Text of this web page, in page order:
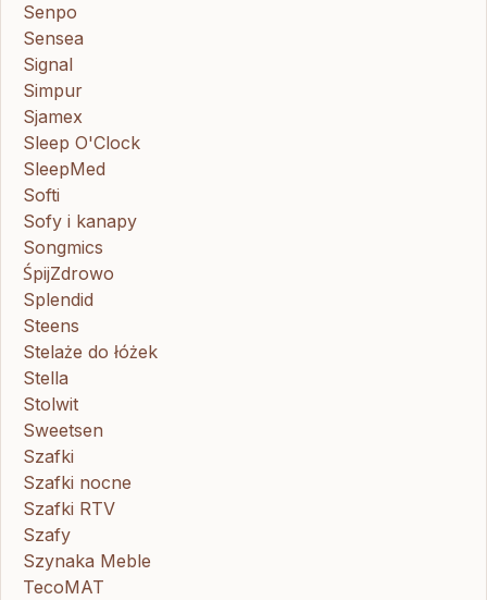
Senpo
Sensea
Signal
Simpur
Sjamex
Sleep O'Clock
SleepMed
Softi
Sofy i kanapy
Songmics
ŚpijZdrowo
Splendid
Steens
Stelaże do łóżek
Stella
Stolwit
Sweetsen
Szafki
Szafki nocne
Szafki RTV
Szafy
Szynaka Meble
TecoMAT